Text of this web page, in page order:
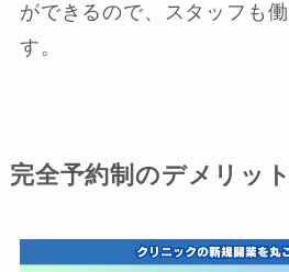
ができるので、スタッフも
す。
完全予約制のデメリット